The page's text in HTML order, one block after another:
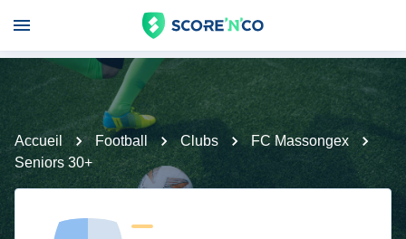
Accueil Football Clubs
FC Massongex
Seniors 30+